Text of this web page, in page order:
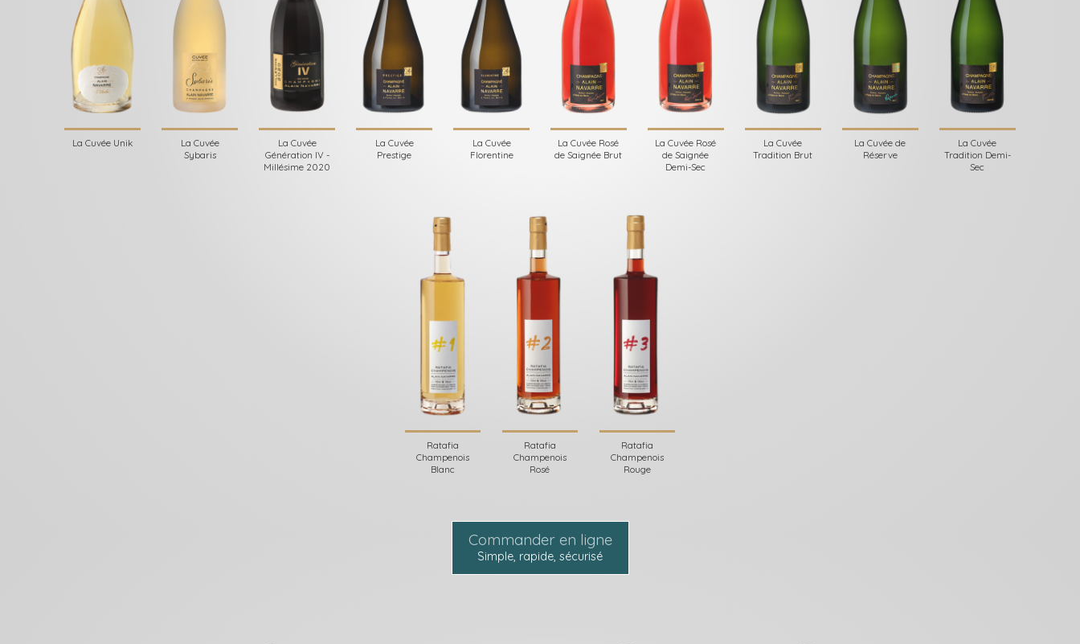
La Cuvée Unik
La Cuvée
Sybaris
La Cuvée
Génération IV -
Millésime 2020
La Cuvée
Prestige
La Cuvée
Florentine
La Cuvée Rosé
de Saignée Brut
La Cuvée Rosé
de Saignée
Demi-Sec
La Cuvée
Tradition Brut
La Cuvée de
Réserve
La Cuvée
Tradition Demi-
Sec
Ratafia
Champenois
Blanc
Ratafia
Champenois
Rosé
Ratafia
Champenois
Rouge
Commander en ligne
Simple, rapide, sécurisé